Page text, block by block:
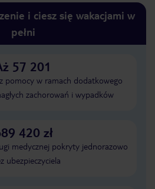
i ciesz się wakacjami w
pełni
57 201
pomocy w ramach dodatkowego
zachorowań i wypadków
420 zł
medycznej pokryty jednorazowo
ubezpieczyciela